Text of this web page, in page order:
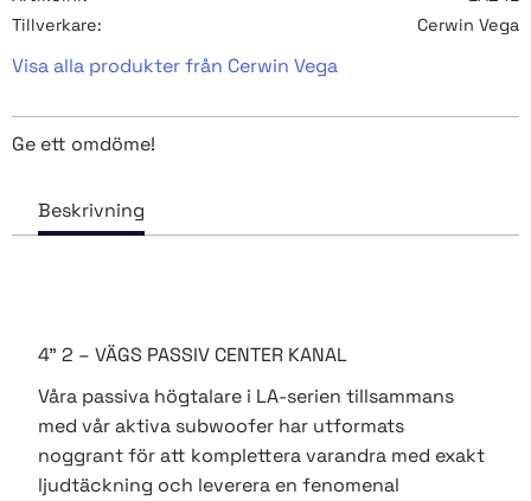
Tillverkare
Cerwin Vega
Visa alla produkter från Cerwin Vega
Ge ett omdöme!
4” 2 – VÄGS PASSIV CENTER KANAL
Våra passiva högtalare i LA-serien tillsammans
med vår aktiva subwoofer har utformats
noggrant för att komplettera varandra med exakt
ljudtäckning och leverera en fenomenal